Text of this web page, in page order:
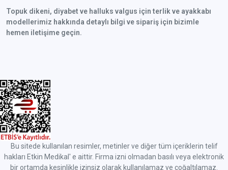
Topuk dikeni, diyabet ve halluks valgus için terlik ve ayakkabı
modellerimiz hakkında detaylı bilgi ve sipariş için bizimle
hemen iletişime geçin.
Bu sitede kullanılan resimler, metinler ve diğer tüm içeriklerin telif
hakları Etkin Medikal' e aittir. Firma izni olmadan basılı veya elektronik
bir ortamda kesinlikle izinsiz olarak kullanılamaz ve çoğaltılamaz.